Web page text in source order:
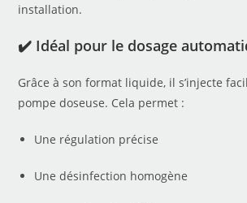
installation.
✔️ Idéal pour le dosage
Grâce à son format liquide, il s’injecte
pompe doseuse. Cela permet :
Une régulation précise
Une désinfection homogène